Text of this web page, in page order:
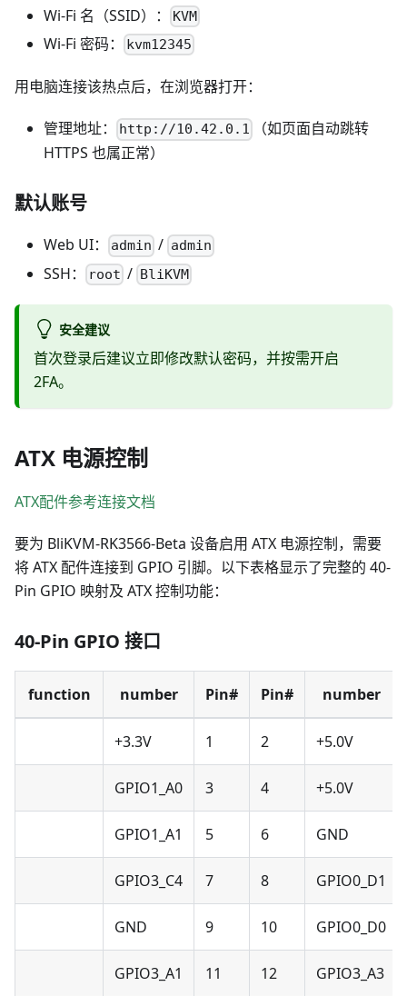
Wi‑Fi 名（SSID）： KVM
Wi‑Fi 密码： kvm12345
用电脑连接该热点后，在浏览器打开：
管理地址： http://10.42.0.1
（如页面自动跳转
HTTPS 也属正常）
默认账号
Web UI： admin / admin
SSH： root / BliKVM
安全建议
首次登录后建议立即修改默认密码，并按需开启
2FA。
ATX 电源控制
ATX配件参考连接文档
要为 BliKVM-RK3566-Beta 设备启用 ATX 电源控制，需要
将 ATX 配件连接到 GPIO 引脚。以下表格显示了完整的 40-
Pin GPIO 映射及 ATX 控制功能：
40-Pin GPIO 接口
function number Pin# Pin# number
+3.3V 1 2 +5.0V
GPIO1_A0 3 4 +5.0V
GPIO1_A1 5 6 GND
GPIO3_C4 7 8 GPIO0_D1
GND 9 10 GPIO0_D0
GPIO3_A1 11 12 GPIO3_A3